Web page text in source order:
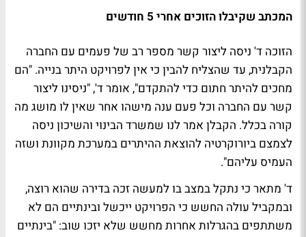
המכתב שקיבלו הזוכים אחרי 5 חודשים​
הזוכה ד' ניסה ליצור קשר מספר רב של פעמים עם החברה
הקבלנית, עד שהצליח להבין כי אין לפרויקט היתר בנייה. "הם
מחכים להיתר חתום כדי להתקדם", אומר ד', "ניסינו ליצור
קשר עם החברה וכל פעם ענה מישהו אחר שאין לו מושג מה
קורה בכלל. הקבלן אמר לנו שמשרד הבינוי והשיכון ניסה
לצמצם ביורוקרטיה להוצאת ההיתרים במערכת מקוונת ושזה
העמיס עליהם".
ד' מתאר כי נתקל במצב בו למעשה זכה בדירה שהוא רוצה,
ובמקביל עולה החשש כי הפרויקט ייכשל ובינתיים הם לא
משתתפים בהגרלות אחרות מחשש שלא יזכו שוב: "בינתיים